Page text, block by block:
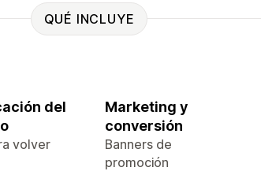
QUÉ INCLUYE
del
volver
Marketing y
conversión
Banners de
promoción